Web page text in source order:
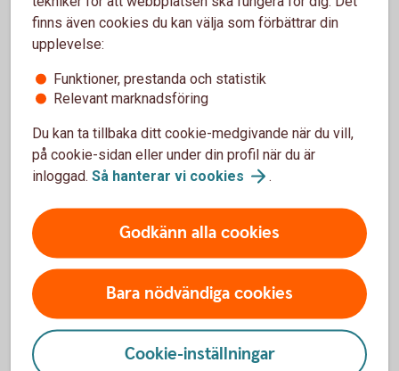
Du som har fyllt 66 år vid årets ingång kan ha en total
årsinkomst på 760 500 kronor innan den statliga
på 63 375 kronor. Att du som har fyllt 66 år vid årets
ingång har högre brytpunkter beror på att
grundavdraget är högre.
Kontrollera avdragsutrymmet för
tjänstepensionen
Arbetsgivare får göra avdrag för premie till
finns även cookies du kan välja som förbättrar din
upplevelse:
Funktioner, prestanda och statistik
Relevant marknadsföring
Du kan ta tillbaka ditt cookie-medgivande när du vill,
på cookie-sidan eller under din profil när du är
inloggad. Så hanterar vi cookies .
Godkänn alla cookies
Bara nödvändiga cookies
Cookie-inställningar